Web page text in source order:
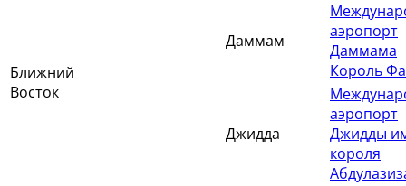
Ближний
Восток
Даммам
аэропорт
Даммама
Король
Джидда
аэропорт
Джидды
короля